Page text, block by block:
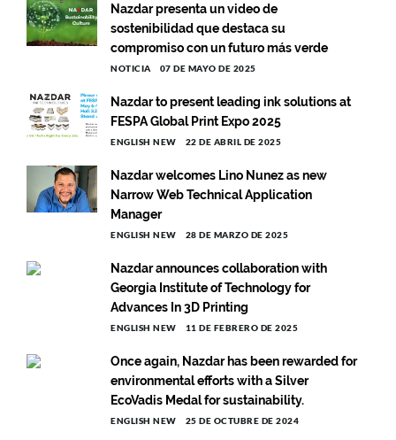
Nazdar presenta un video de
sostenibilidad que destaca su
compromiso con un futuro más verde
NOTICIA 07 DE MAYO DE 2025
Nazdar to present leading ink solutions at
FESPA Global Print Expo 2025
ENGLISH NEW 22 DE ABRIL DE 2025
Nazdar welcomes Lino Nunez as new
Narrow Web Technical Application
Manager
ENGLISH NEW 28 DE MARZO DE 2025
Nazdar announces collaboration with
Georgia Institute of Technology for
Advances In 3D Printing
ENGLISH NEW 11 DE FEBRERO DE 2025
Once again, Nazdar has been rewarded for
environmental efforts with a Silver
EcoVadis Medal for sustainability.
ENGLISH NEW 25 DE OCTUBRE DE 2024